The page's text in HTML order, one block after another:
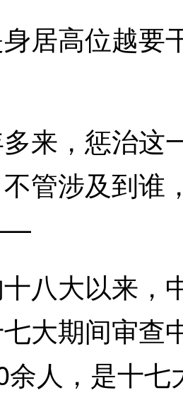
高位越要干
，惩治这
管涉及到谁
大以来，
大期间审查
余人，是十